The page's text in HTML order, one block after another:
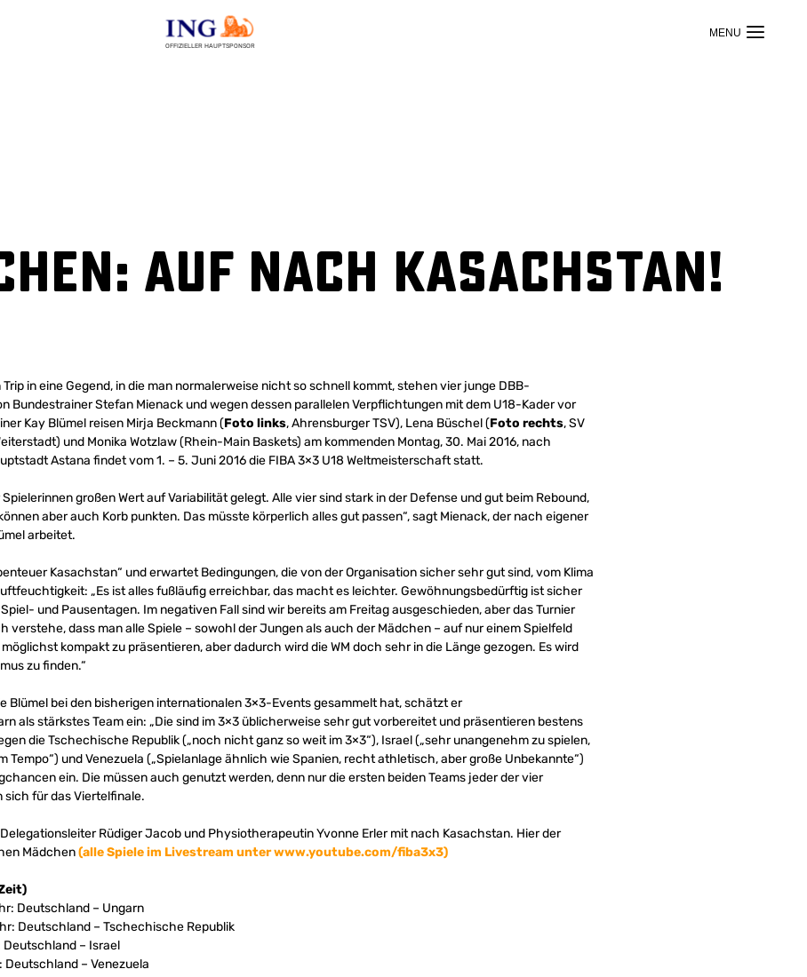
OFFIZIELLER HAUPTSPONSOR
Auf nach Kasachstan!
in eine Gegend, in die man normalerweise nicht so schnell kommt, stehen vier junge DBB-
Bundestrainer Stefan Mienack und wegen dessen parallelen Verpflichtungen mit dem U18-Kader vor
Kay Blümel reisen Mirja Beckmann (Foto links, Ahrensburger TSV), Lena Büschel (Foto rechts, SV
und Monika Wotzlaw (Rhein-Main Baskets) am kommenden Montag, 30. Mai 2016, nach
Astana findet vom 1. – 5. Juni 2016 die FIBA 3×3 U18 Weltmeisterschaft statt.
großen Wert auf Variabilität gelegt. Alle vier sind stark in der Defense und gut beim Rebound,
aber auch Korb punkten. Das müsste körperlich alles gut passen“, sagt Mienack, der nach eigener
arbeitet.
Kasachstan“ und erwartet Bedingungen, die von der Organisation sicher sehr gut sind, vom Klima
„Es ist alles fußläufig erreichbar, das macht es leichter. Gewöhnungsbedürftig ist sicher
und Pausentagen. Im negativen Fall sind wir bereits am Freitag ausgeschieden, aber das Turnier
verstehe, dass man alle Spiele – sowohl der Jungen als auch der Mädchen – auf nur einem Spielfeld
kompakt zu präsentieren, aber dadurch wird die WM doch sehr in die Länge gezogen. Es wird
zu finden.“
Blümel bei den bisherigen internationalen 3×3-Events gesammelt hat, schätzt er
als stärkstes Team ein: „Die sind im 3×3 üblicherweise sehr gut vorbereitet und präsentieren bestens
die Tschechische Republik („noch nicht ganz so weit im 3×3“), Israel („sehr unangenehm zu spielen,
Tempo“) und Venezuela („Spielanlage ähnlich wie Spanien, recht athletisch, aber große Unbekannte“)
ein. Die müssen auch genutzt werden, denn nur die ersten beiden Teams jeder der vier
sich für das Viertelfinale.
Rüdiger Jacob und Physiotherapeutin Yvonne Erler mit nach Kasachstan. Hier der
Mädchen(alle Spiele im Livestream unter www.youtube.com/fiba3x3)
Deutschland – Ungarn
Deutschland – Tschechische Republik
Deutschland – Israel
Deutschland – Venezuela